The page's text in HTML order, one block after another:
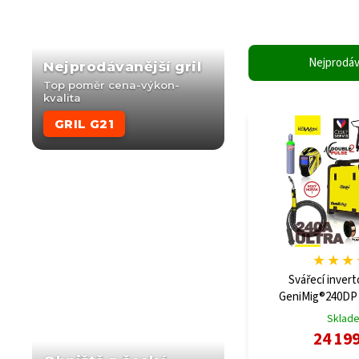
Nejprodávanější gril
Top poměr cena-výkon-
kvalita
GRIL G21
Svářecí
★ ★ ★
24